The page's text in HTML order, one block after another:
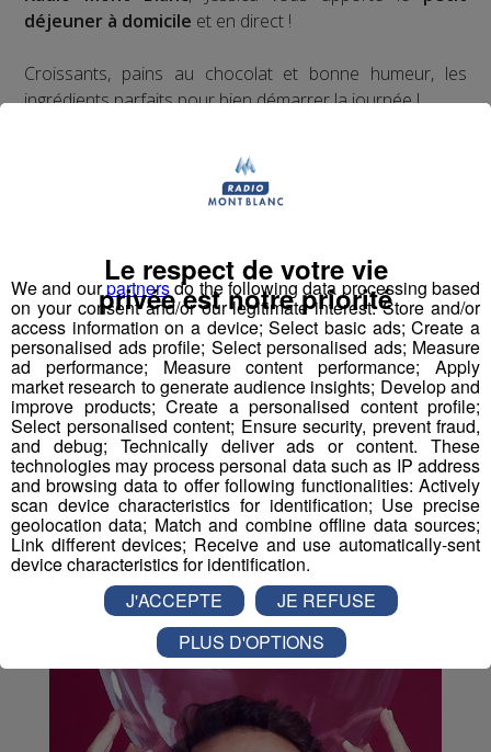
déjeuner à domicile et en direct !
Croissants, pains au chocolat et bonne humeur, les
ingrédients parfaits pour bien démarrer la journée !
Qui sait, vous serez peut-être le prochain à ouvrir vos
Partager sur Facebook
Partager sur Twitter
Vous en voulez encore ?
We and ourpartnersdo the following data processing based
on your consent and/or our legitimate interest: Store and/or
access information on a device; Select basic ads; Create a
personalised ads profile; Select personalised ads; Measure
ad performance; Measure content performance; Apply
market research to generate audience insights; Develop and
improve products; Create a personalised content profile;
Select personalised content; Ensure security, prevent fraud,
and debug; Technically deliver ads or content. These
technologies may process personal data such as IP address
and browsing data to offer following functionalities: Actively
scan device characteristics for identification; Use precise
geolocation data; Match and combine offline data sources;
Link different devices; Receive and use automatically-sent
device characteristics for identification.
Le respect de votre vie
privée est notre priorité
J'ACCEPTE
JE REFUSE
PLUS D'OPTIONS